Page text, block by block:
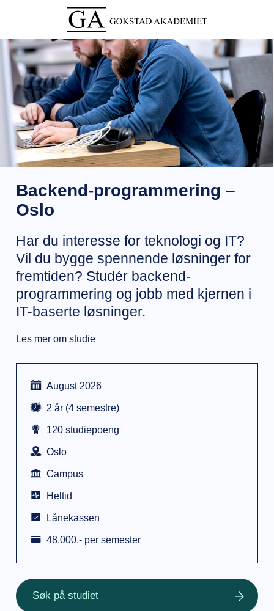
Backend-programmering –
Oslo
Har du interesse for teknologi og IT?
Vil du bygge spennende løsninger for
fremtiden? Studér backend-
programmering og jobb med kjernen i
IT-baserte løsninger.
Les mer om studie
August 2026
2 år (4 semestre)
120 studiepoeng
Oslo
Campus
Heltid
Lånekassen
48.000,- per semester
Søk på studiet